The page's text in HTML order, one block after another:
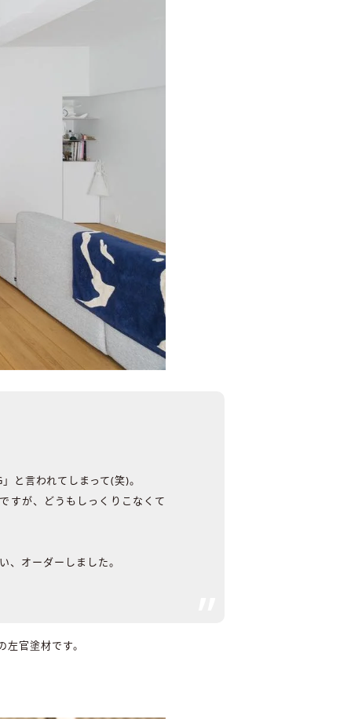
と言われてしまって(笑)。
すが、どうもしっくりこなくて
オーダーしました。
官塗材です。